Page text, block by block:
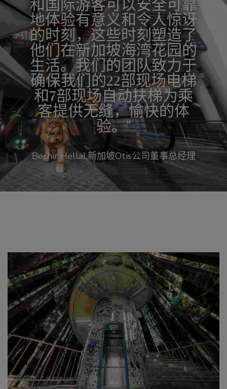
和国际游客可以安全可靠
地体验有意义和令人惊讶
的时刻，这些时刻塑造了
他们在新加坡海湾花园的
生活。我们的团队致力于
确保我们的22部现场电梯
和7部现场自动扶梯为乘
客提供无缝，愉快的体
验。
Bechir Hellal,新加坡Otis公司董事总经理